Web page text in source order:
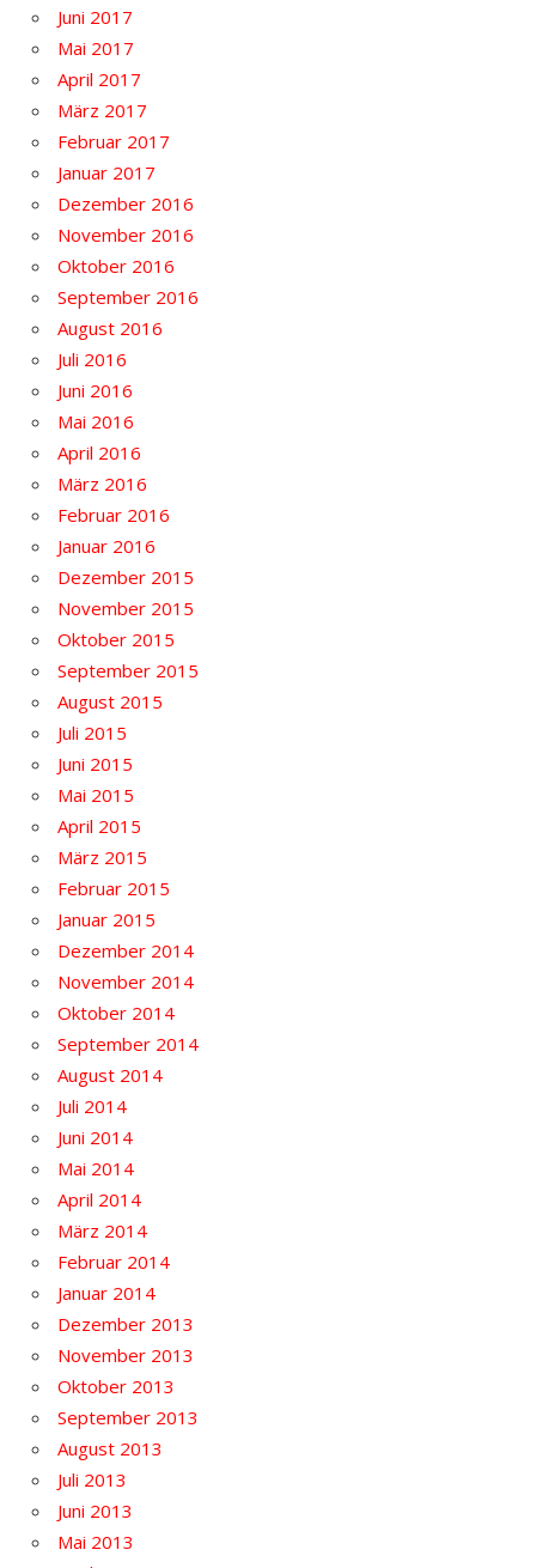
Juni 2017
Mai 2017
April 2017
März 2017
Februar 2017
Januar 2017
Dezember 2016
November 2016
Oktober 2016
September 2016
August 2016
Juli 2016
Juni 2016
Mai 2016
April 2016
März 2016
Februar 2016
Januar 2016
Dezember 2015
November 2015
Oktober 2015
September 2015
August 2015
Juli 2015
Juni 2015
Mai 2015
April 2015
März 2015
Februar 2015
Januar 2015
Dezember 2014
November 2014
Oktober 2014
September 2014
August 2014
Juli 2014
Juni 2014
Mai 2014
April 2014
März 2014
Februar 2014
Januar 2014
Dezember 2013
November 2013
Oktober 2013
September 2013
August 2013
Juli 2013
Juni 2013
Mai 2013